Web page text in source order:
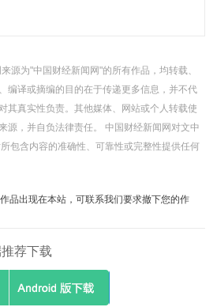
源为"中国财经新闻网"的所有作品，均转载、
编译或摘编的目的在于传递更多信息，并不代
其真实性负责。其他媒体、网站或个人转载使
源，并自负法律责任。 中国财经新闻网对文中
包含内容的准确性、可靠性或完整性提供任何
品出现在本站，可联系我们要求撤下您的作
荐下载